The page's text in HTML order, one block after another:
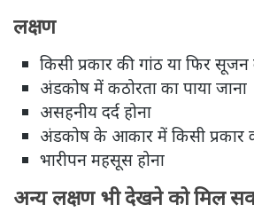
लक्षण
किसी प्रकार की गांठ या फिर सूजन
अंडकोष में कठोरता का पाया जाना
असहनीय दर्द होना
अंडकोष के आकार में किसी प्रकार
भारीपन महसूस होना
अन्य लक्षण भी देखने को मिल